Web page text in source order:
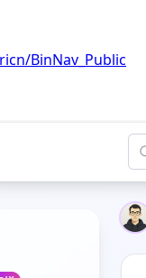
BinNav_Public